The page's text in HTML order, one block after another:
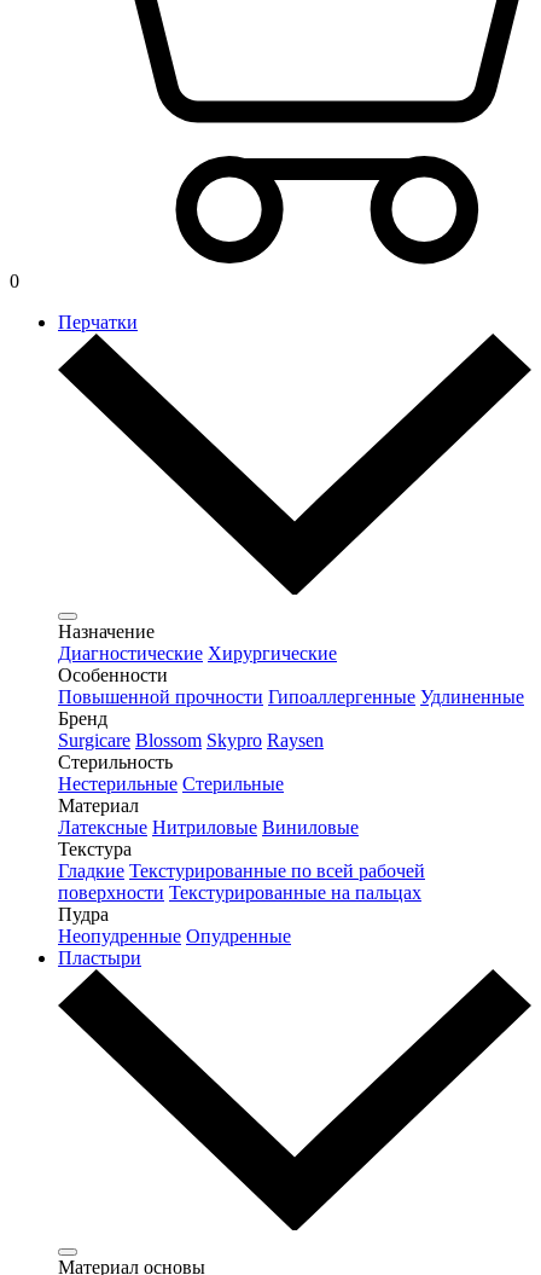
0
Перчатки
Назначение
Диагностические Хирургические
Особенности
Повышенной прочности Гипоаллергенные Удлиненные
Бренд
Surgicare Blossom Skypro Raysen
Стерильность
Нестерильные Стерильные
Материал
Латексные Нитриловые Виниловые
Текстура
Гладкие Текстурированные по всей рабочей
поверхности Текстурированные на пальцах
Пудра
Неопудренные Опудренные
Пластыри
Материал основы